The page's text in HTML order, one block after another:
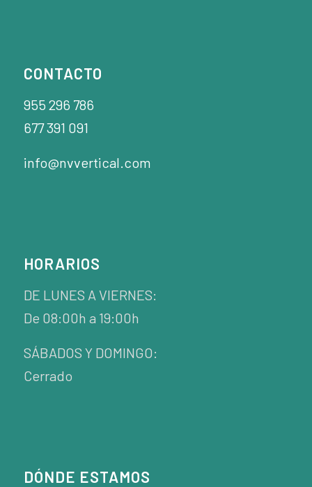
CONTACTO
955 296 786
677 391 091
info@nvvertical.com
HORARIOS
DE LUNES A VIERNES:
De 08:00h a 19:00h
SÁBADOS Y DOMINGO:
Cerrado
DÓNDE ESTAMOS